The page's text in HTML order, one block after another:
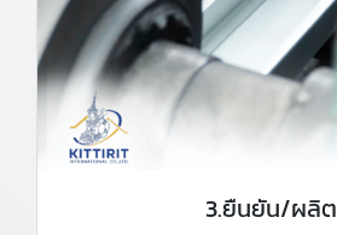
3.ยืนยัน/ผลิต